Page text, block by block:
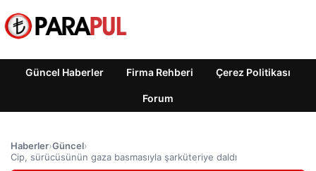
Güncel Haberler Firma Rehberi Çerez Politikası
Forum
Haberler›Güncel›
Cip, sürücüsünün gaza basmasıyla şarküteriye daldı